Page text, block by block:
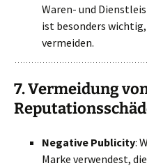
Waren- und
ist besonders
vermeiden.
7.Vermeidung
Negative Publicity:
Marke verwendest,